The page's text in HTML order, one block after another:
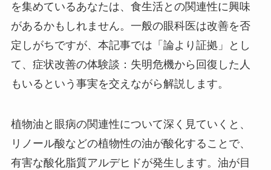
を集めているあなたは、食生活との関連性に興味
があるかもしれません。一般の眼科医は改善を否
定しがちですが、本記事では「論より証拠」とし
て、症状改善の体験談：失明危機から回復した人
もいるという事実を交えながら解説します。
植物油と眼病の関連性について深く見ていくと、
リノール酸などの植物性の油が酸化することで、
有害な酸化脂質アルデヒドが発生します。油が目